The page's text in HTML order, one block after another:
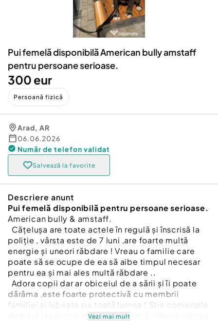
Animale de companie
Afaceri și echipamente profesionale
Inchiriere Bunuri si Vehicule
Utilaje agricole si industriale
Piese auto si accesorii
Pui femelă disponibilă American bully amstaff
pentru persoane serioase.
300 eur
Persoană fizică
Arad, AR
06.06.2026
Număr de telefon validat
Salvează la favorite
Descriere anunt
Pui femelă disponibilă pentru persoane serioase.
American bully & amstaff.
Cățelușa are toate actele în regulă și înscrisă la
poliție , vârsta este de 7 luni ,are foarte multă
energie și uneori răbdare ! Vreau o familie care
poate să se ocupe de ea să aibe timpul necesar
pentru ea și mai ales multă răbdare ..
Adora copii dar ar obiceiul de a sării și îi poate
dărâma ,este foarte protectivă cu membrii
familiei și iubește pe toată lumea ! Știe comenzile
de bază (șezi ,culcat ,stai ,așteaptă ,lăbuță stânga
Vezi mai mult